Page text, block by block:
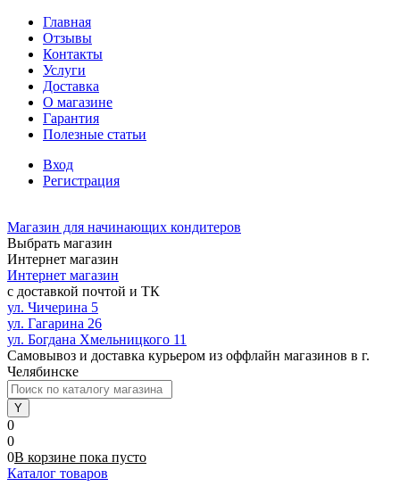
Главная
Отзывы
Контакты
Услуги
Доставка
О магазине
Гарантия
Полезные статьи
Вход
Регистрация
Магазин для начинающих кондитеров
Выбрать магазин
Интернет магазин
Интернет магазин
с доставкой почтой и ТК
ул. Чичерина 5
ул. Гагарина 26
ул. Богдана Хмельницкого 11
Самовывоз и доставка курьером из оффлайн магазинов в г.
Челябинске
0
0
0В корзине пока пусто
Каталог товаров